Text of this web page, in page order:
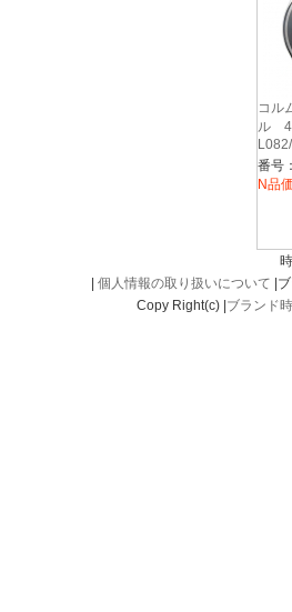
コ
ル
番号
N品
個人情報の取り扱いについて |
Copy Right(c) | ブランド